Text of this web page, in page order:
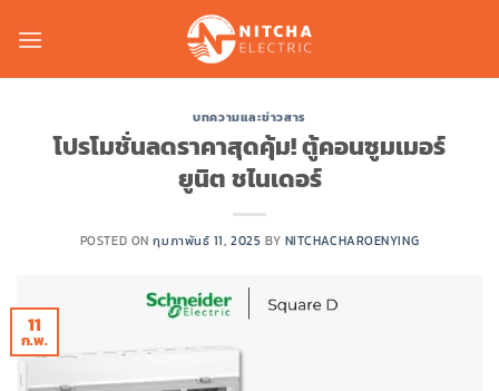
บทความและข่าวสาร
โปรโมชั่นลดราคาสุดคุ้ม! ตู้คอนซูมเมอร์
ยูนิต ชไนเดอร์
POSTED ONกุมภาพันธ์ 11, 2025 BY NITCHACHAROENYING
11
ก.พ.